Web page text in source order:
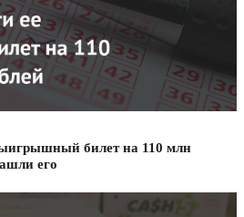
билет на 110 млн
его